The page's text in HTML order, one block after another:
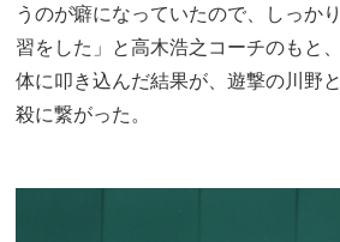
うのが癖になっていたので、しっか
習をした」と高木浩之コーチのもと
体に叩き込んだ結果が、遊撃の川野
殺に繋がった。